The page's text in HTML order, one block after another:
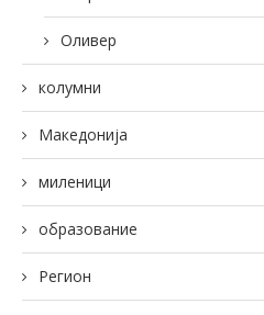
Оливер
колумни
Македонија
миленици
образование
Регион